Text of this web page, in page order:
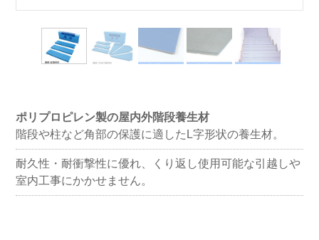
ポリプロピレン製の屋内外階段養生材
階段や柱など角部の保護に適したL字形状の養生材。
耐久性・耐衝撃性に優れ、くり返し使用可能な引越しや
室内工事にかかせません。